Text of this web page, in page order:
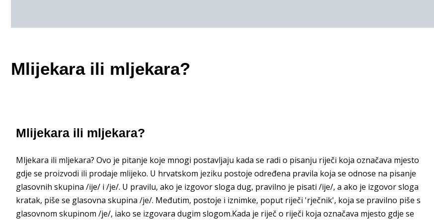
Mlijekara ili mljekara?
Mlijekara ili mljekara?
Mljekara ili mljekara? Ovo je pitanje koje mnogi postavljaju kada se radi o pisanju riječi koja označava mjesto
gdje se proizvodi ili prodaje mlijeko. U hrvatskom jeziku postoje određena pravila koja se odnose na pisanje
glasovnih skupina /ije/ i /je/. U pravilu, ako je izgovor sloga dug, pravilno je pisati /ije/, a ako je izgovor sloga
kratak, piše se glasovna skupina /je/. Međutim, postoje i iznimke, poput riječi 'rječnik', koja se pravilno piše s
glasovnom skupinom /je/, iako se izgovara dugim slogom.Kada je riječ o riječi koja označava mjesto gdje se